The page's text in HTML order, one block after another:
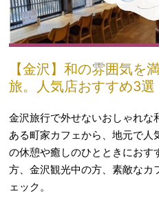
【金沢】和の雰囲気を
旅。人気店おすすめ3選
金沢旅行で外せないおしゃれ
ある町家カフェから、地元で
の休憩や癒しのひとときにおす
方、金沢観光中の方、素敵なカ
ェック。